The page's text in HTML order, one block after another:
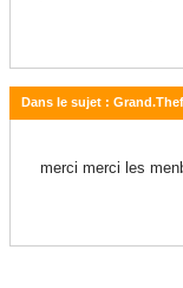
Dans le sujet :
merci merci les